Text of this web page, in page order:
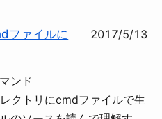
ファイルに
2017/5/13
ンド
クトリにcmdファイルで生